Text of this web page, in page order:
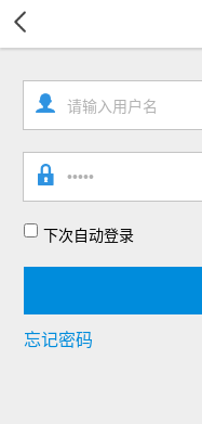
下次自动登录
忘记密码